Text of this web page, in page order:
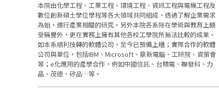
本院由化學工程、工業工程、環境工程、資訊工程與電機工程及
數位創新碩士學位學程等各大領域共同組成，透過了解企業需求
為始，進行產業相關的研究。另外本院各系除在學術與教育上頗
受稱譽外，更在實務上擁有其他各校工學院所無法比較的成果。
如本系順利技轉的軟體公司，至今已預備上櫃；實際合作的軟體
公司與單位，包括IBM、Microsoft、鼎新電腦、工研院、資策會
等；e化應用的產學合作，例如中國信託、台積電、聯發科、力
晶、茂德、矽品…等。